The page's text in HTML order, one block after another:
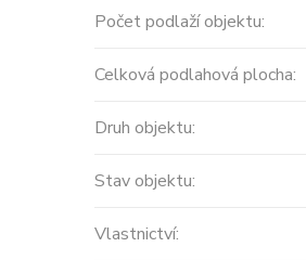
Počet podlaží objektu:
Celková podlahová plocha:
Druh objektu:
Stav objektu:
Vlastnictví: